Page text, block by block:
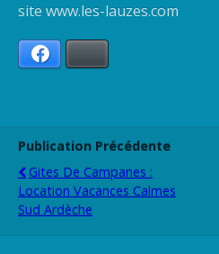
site www.les-lauzes.com
Publication Précédente
Gites De Campanes :
Location Vacances Calmes
Sud Ardèche